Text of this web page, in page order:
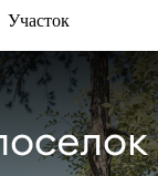
Участок